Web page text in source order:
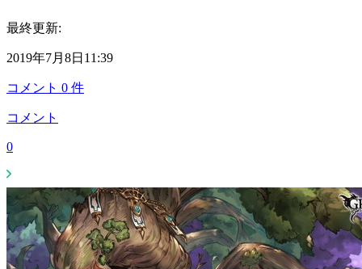
最終更新:
2019年7月8日11:39
コメント 0 件
コメント
0